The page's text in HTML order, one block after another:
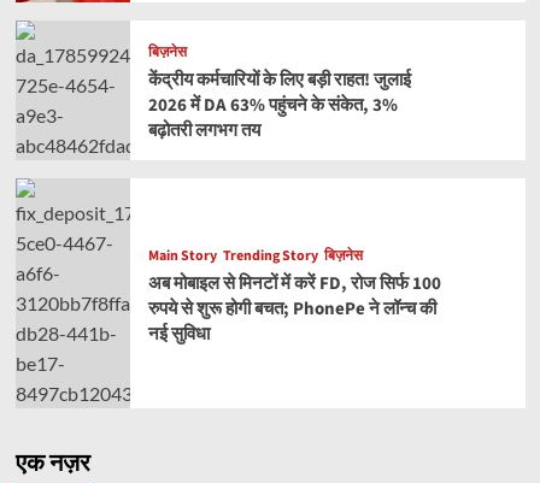
बिज़नेस
केंद्रीय कर्मचारियों के लिए बड़ी राहत! जुलाई
2026 में DA 63% पहुंचने के संकेत, 3%
बढ़ोतरी लगभग तय
Main Story Trending Story बिज़नेस
अब मोबाइल से मिनटों में करें FD, रोज सिर्फ 100
रुपये से शुरू होगी बचत; PhonePe ने लॉन्च की
नई सुविधा
एक नज़र